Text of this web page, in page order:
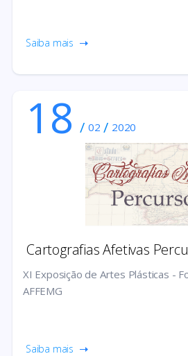
Saiba mais
18 /02 / 2020
Cartografias Afetivas
XI Exposição de Artes Plásticas -
AFFEMG
Saiba mais